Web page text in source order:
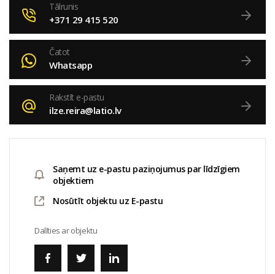
Tālrunis
+371 29 415 520
Čatot
Whatsapp
Rakstīt e-pastu
ilze.reira@latio.lv
Saņemt uz e-pastu paziņojumus par līdzīgiem
objektiem
Nosūtīt objektu uz E-pastu
Dalīties ar objektu